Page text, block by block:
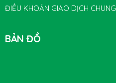
ĐIỀU KHOẢN GIAO DỊCH CHUNG
BẢN ĐỒ